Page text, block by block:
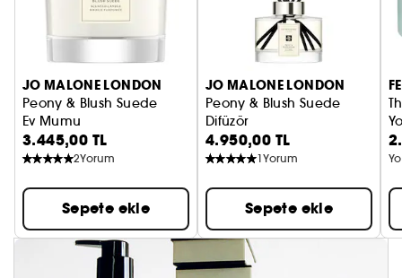
JO MALONE LONDON
Peony & Blush Suede
Ev Mumu
3.445,00 TL
2Yorum
Sepete ekle
JO MALONE LONDON
Peony & Blush Suede
Difüzör
4.950,00 TL
1Yorum
Sepete ekle